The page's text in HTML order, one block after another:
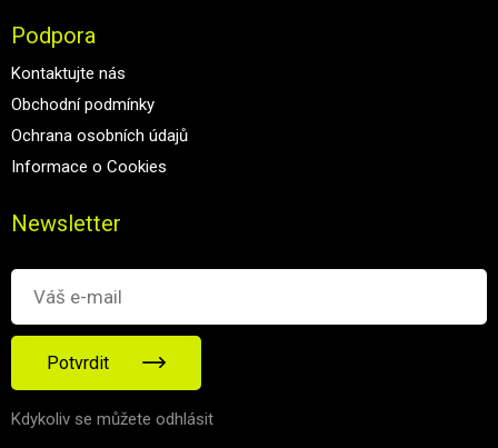
Podpora
Kontaktujte nás
Obchodní podmínky
Ochrana osobních údajů
Informace o Cookies
Newsletter
Potvrdit
Kdykoliv se můžete odhlásit